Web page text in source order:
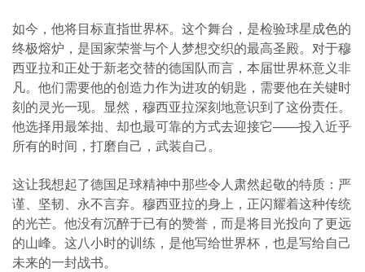
如今，他将目标直指世界杯。这个舞台，是检验球星成色的
终极熔炉，是国家荣誉与个人梦想交织的最高圣殿。对于穆
西亚拉和正处于新老交替的德国队而言，本届世界杯意义非
凡。他们需要他的创造力作为进攻的钥匙，需要他在关键时
刻的灵光一现。显然，穆西亚拉深刻地意识到了这份责任。
他选择用最笨拙、却也最可靠的方式去迎接它——投入近乎
所有的时间，打磨自己，武装自己。
这让我想起了德国足球精神中那些令人肃然起敬的特质：严
谨、坚韧、永不言弃。穆西亚拉的身上，正闪耀着这种传统
的光芒。他没有沉醉于已有的赞誉，而是将目光投向了更远
的山峰。这八小时的训练，是他写给世界杯，也是写给自己
未来的一封战书。